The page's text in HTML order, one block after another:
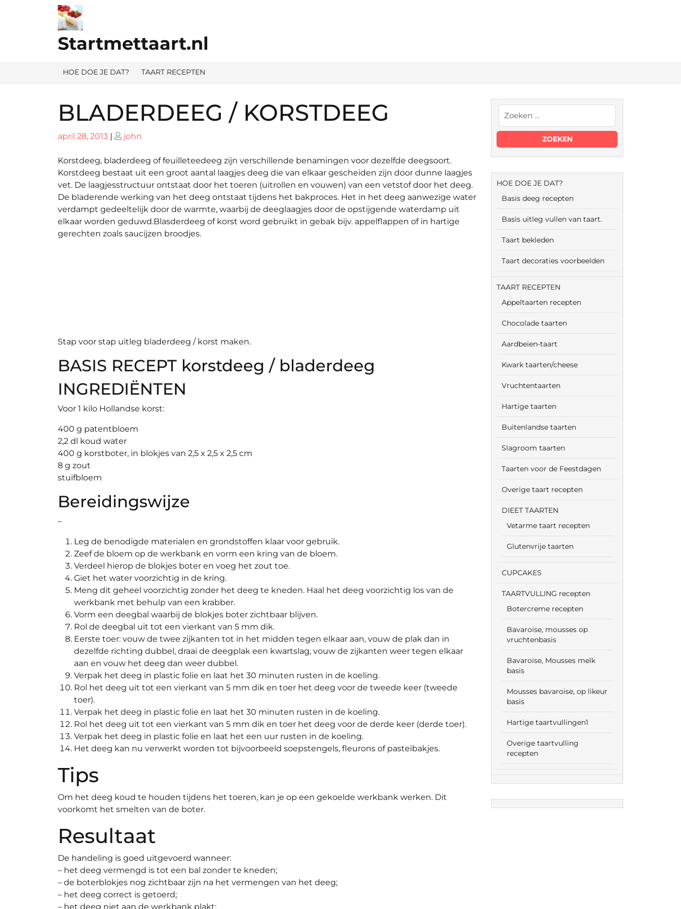
Startmettaart.nl
HOE DOE JE DAT? TAART RECEPTEN
BLADERDEEG / KORSTDEEG
Geplaatst
april 28, 2013 | Geplaatst
john
Korstdeeg, bladerdeeg of feuilleteedeeg zijn verschillende benamingen voor dezelfde deegsoort.
Korstdeeg bestaat uit een groot aantal laagjes deeg die van elkaar gescheiden zijn door dunne laagjes
vet. De laagjesstructuur ontstaat door het toeren (uitrollen en vouwen) van een vetstof door het deeg.
De bladerende werking van het deeg ontstaat tijdens het bakproces. Het in het deeg aanwezige water
verdampt gedeeltelijk door de warmte, waarbij de deeglaagjes door de opstijgende waterdamp uit
elkaar worden geduwd.Blasderdeeg of korst word gebruikt in gebak bijv. appelflappen of in hartige
gerechten zoals saucijzen broodjes.
Stap voor stap uitleg bladerdeeg / korst maken.
BASIS RECEPT korstdeeg / bladerdeeg
INGREDIËNTEN
Voor 1 kilo Hollandse korst:
400 g patentbloem
2,2 dl koud water
400 g korstboter, in blokjes van 2,5 x 2,5 x 2,5 cm
8 g zout
stuifbloem
Bereidingswijze
–
Leg de benodigde materialen en grondstoffen klaar voor gebruik.
Zeef de bloem op de werkbank en vorm een kring van de bloem.
Verdeel hierop de blokjes boter en voeg het zout toe.
Giet het water voorzichtig in de kring.
Meng dit geheel voorzichtig zonder het deeg te kneden. Haal het deeg voorzichtig los van de
werkbank met behulp van een krabber.
Vorm een deegbal waarbij de blokjes boter zichtbaar blijven.
Rol de deegbal uit tot een vierkant van 5 mm dik.
Eerste toer: vouw de twee zijkanten tot in het midden tegen elkaar aan, vouw de plak dan in
dezelfde richting dubbel, draai de deegplak een kwartslag, vouw de zijkanten weer tegen elkaar
aan en vouw het deeg dan weer dubbel.
Verpak het deeg in plastic folie en laat het 30 minuten rusten in de koeling.
Rol het deeg uit tot een vierkant van 5 mm dik en toer het deeg voor de tweede keer (tweede
toer).
Verpak het deeg in plastic folie en laat het 30 minuten rusten in de koeling.
Rol het deeg uit tot een vierkant van 5 mm dik en toer het deeg voor de derde keer (derde toer).
Verpak het deeg in plastic folie en laat het een uur rusten in de koeling.
Het deeg kan nu verwerkt worden tot bijvoorbeeld soepstengels, fleurons of pasteibakjes.
Tips
Om het deeg koud te houden tijdens het toeren, kan je op een gekoelde werkbank werken. Dit
voorkomt het smelten van de boter.
Resultaat
De handeling is goed uitgevoerd wanneer:
– het deeg vermengd is tot een bal zonder te kneden;
– de boterblokjes nog zichtbaar zijn na het vermengen van het deeg;
– het deeg correct is getoerd;
– het deeg niet aan de werkbank plakt;
HOE DOE JE DAT?
Basis deeg recepten
Basis uitleg vullen van taart.
Taart bekleden
Taart decoraties voorbeelden
TAART RECEPTEN
Appeltaarten recepten
Chocolade taarten
Aardbeien-taart
Kwark taarten/cheese
Vruchtentaarten
Hartige taarten
Buitenlandse taarten
Slagroom taarten
Taarten voor de Feestdagen
Overige taart recepten
DIEET TAARTEN
Vetarme taart recepten
Glutenvrije taarten
CUPCAKES
TAARTVULLING recepten
Botercreme recepten
Bavaroise, mousses op
vruchtenbasis
Bavaroise, Mousses melk
basis
Mousses bavaroise, op likeur
basis
Hartige taartvullingen1
Overige taartvulling
recepten